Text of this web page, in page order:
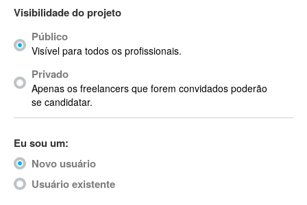
ACID Pro
ACPI
Acrobat
Acrobat X
Acronis
ACT
Actimize
ActionScript
ActionScript 3
Visibilidade do projeto
Público
Visível para todos os profissionais.
Privado
Apenas os freelancers que forem convidados poderão
se candidatar.
Eu sou um:
Novo usuário
Usuário existente